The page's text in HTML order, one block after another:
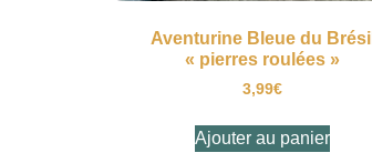
Aventurine Bleue du Brésil
« pierres roulées »
3,99€
Ajouter au panier